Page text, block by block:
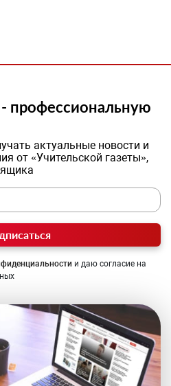
профессиональную
актуальные новости и
от «Учительской газеты»,
и даю согласие на